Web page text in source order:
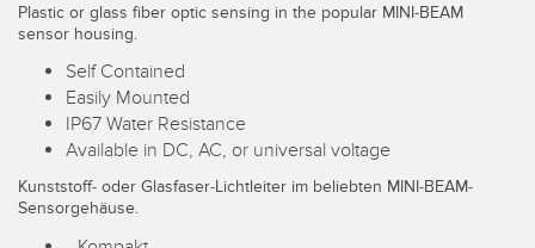
3D-Entfernungsmessgerät
Radarsensoren
Ultraschallsensoren
Lichtleiterverstärker
Lichtleiter
Prognosengestützte Wartung
Prognosengestützte Wartung
Teileanforderung, Serviceanforderung oder Palettenabholung
Vorderkantenerkennung
Plastic or glass fiber optic sensing in the popular MINI-BEAM
sensor housing.
Self Contained
Easily Mounted
IP67 Water Resistance
Available in DC, AC, or universal voltage
Kunststoff- oder Glasfaser-Lichtleiter im beliebten MINI-BEAM-
Sensorgehäuse.